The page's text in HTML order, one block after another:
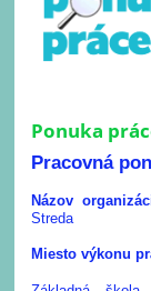
Ponuka
Pracovná
Názov
Streda
Miesto výkonu